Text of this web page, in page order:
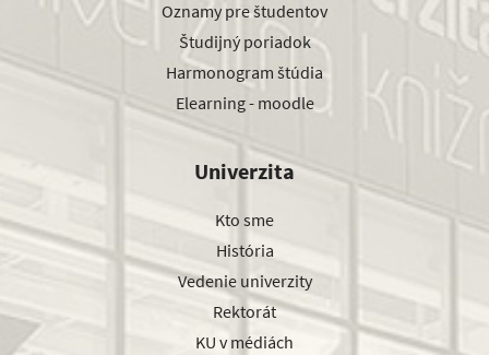
Oznamy pre študentov
Študijný poriadok
Harmonogram štúdia
Elearning - moodle
Univerzita
Kto sme
História
Vedenie univerzity
Rektorát
KU v médiách